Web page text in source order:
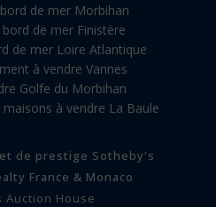
de mer Morbihan
de mer Finistère
de mer Loire Atlantique
à vendre Vannes
Golfe du Morbihan
à vendre La Baule
de prestige Sotheby's
France & Monaco
Auction House